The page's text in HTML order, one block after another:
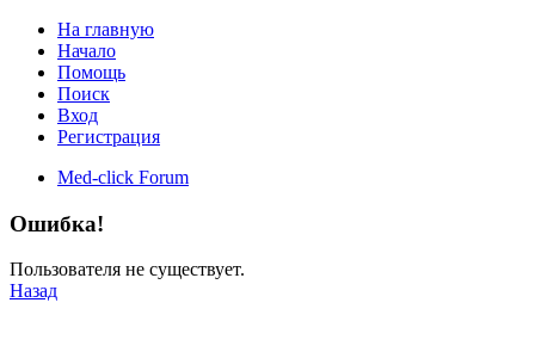
На главную
Начало
Помощь
Поиск
Вход
Регистрация
Med-click Forum
Ошибка!
Пользователя не существует.
Назад